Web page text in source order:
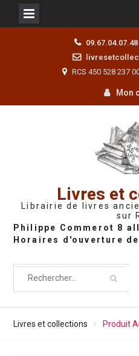
RCS 450 528 237
Mon
Livres et
Librairie de livres
sur
Livres et collections Produit